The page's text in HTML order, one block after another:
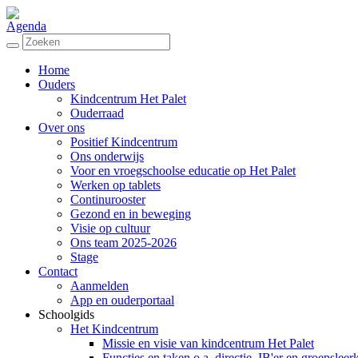
Agenda
Home
Ouders
Kindcentrum Het Palet
Ouderraad
Over ons
Positief Kindcentrum
Ons onderwijs
Voor en vroegschoolse educatie op Het Palet
Werken op tablets
Continurooster
Gezond en in beweging
Visie op cultuur
Ons team 2025-2026
Stage
Contact
Aanmelden
App en ouderportaal
Schoolgids
Het Kindcentrum
Missie en visie van kindcentrum Het Palet